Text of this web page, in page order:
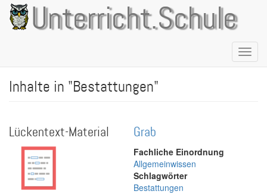
Direkt
zum
Inhalt
Unterricht.Schule
Inhalte in "Bestattungen"
Lückentext-Material Grab
Fachliche Einordnung
Allgemeinwissen
Schlagwörter
Bestattungen